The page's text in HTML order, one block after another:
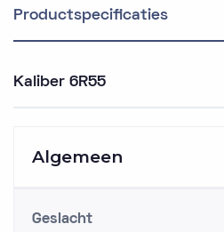
Productspecificaties
Kaliber 6R55
Algemeen
Geslacht